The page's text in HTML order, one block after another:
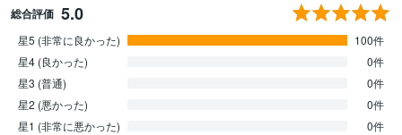
総合評価 5.0
星5 (非常に良かった)
100件
星4 (良かった)
0件
星3 (普通)
0件
星2 (悪かった)
0件
星1 (非常に悪かった)
0件